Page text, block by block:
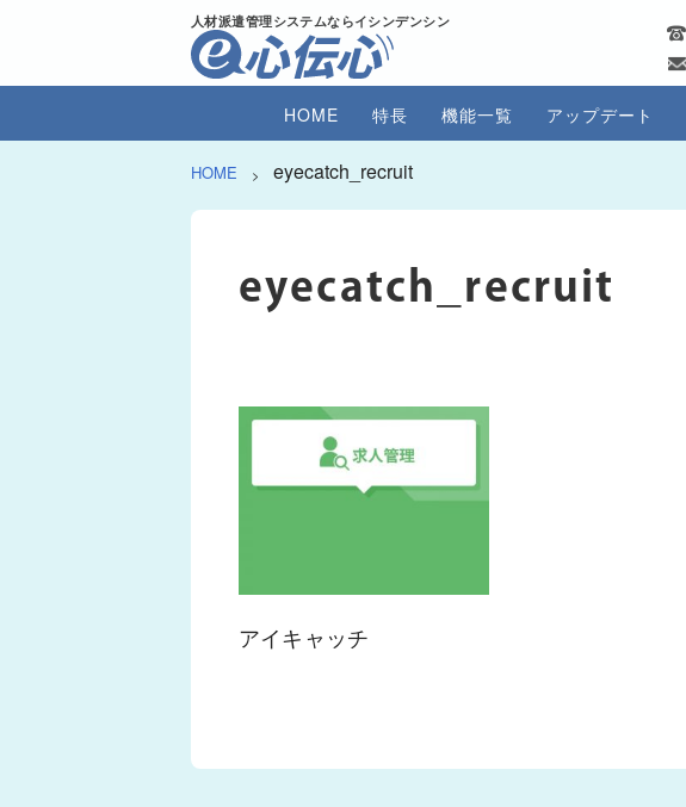
人材派遣管理システムならイシンデンシン
HOME 特長 機能一覧 アップデート
HOME > eyecatch_recruit
eyecatch_recruit
アイキャッチ